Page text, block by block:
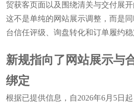
贸获客页面以及围绕清关与交付展
这不是单纯的网站展示调整，而是
台信任评级、询盘转化和订单履约稳
新规指向了网站展示与
绑定
根据已提供信息，自2026年6月5日